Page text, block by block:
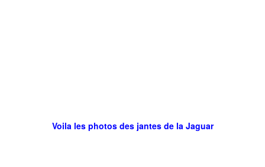
Voila les photos des jantes de la Jaguar